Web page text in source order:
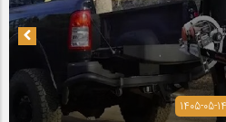
1405-05-14